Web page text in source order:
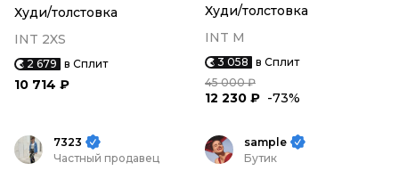
Худи/толстовка
INT 2XS
2 679 в Сплит
10 714 ₽
Худи/толстовка
INT M
3 058 в Сплит
45 000 ₽
12 230 ₽ -73%
7323
Частный продавец
sample
Бутик